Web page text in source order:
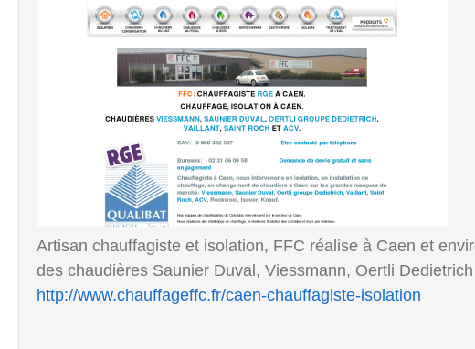
Artisan chauffagiste et isolation, FFC réalise à Caen et
des chaudières Saunier Duval, Viessmann, Oertli
http://www.chauffageffc.fr/caen-chauffagiste-isolation